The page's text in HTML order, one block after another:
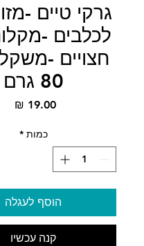
גרקי טיים -
לכלבים -
חצויים -
80 גרם
‏19.00 ‏₪
כמות *
הוסף לעגלה
קנה עכשיו